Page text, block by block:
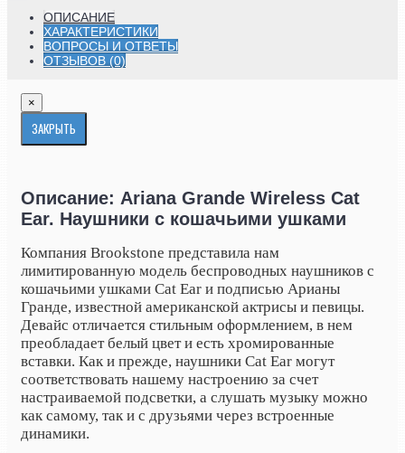
ОПИСАНИЕ
ХАРАКТЕРИСТИКИ
ВОПРОСЫ И ОТВЕТЫ
ОТЗЫВОВ (0)
×
ЗАКРЫТЬ
Описание: Ariana Grande Wireless Cat
Ear. Наушники с кошачьими ушками
Компания Brookstone представила нам
лимитированную модель беспроводных наушников с
кошачьими ушками Cat Ear и подписью Арианы
Гранде, известной американской актрисы и певицы.
Девайс отличается стильным оформлением, в нем
преобладает белый цвет и есть хромированные
вставки. Как и прежде, наушники Cat Ear могут
соответствовать нашему настроению за счет
настраиваемой подсветки, а слушать музыку можно
как самому, так и с друзьями через встроенные
динамики.